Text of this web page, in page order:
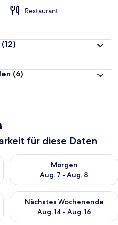
Restaurant
(12)
(6)
für diese Daten
heute Nacht, Aug. 6 - Aug. 7.
Morgen
Aug. 7 - Aug. 8
Überprüfe die Verfügbarkeit
dieses Wochenende, Aug. 7
Nächstes Wochenende
Aug. 14 - Aug. 16
Überprüfe die Verfügbarkeit